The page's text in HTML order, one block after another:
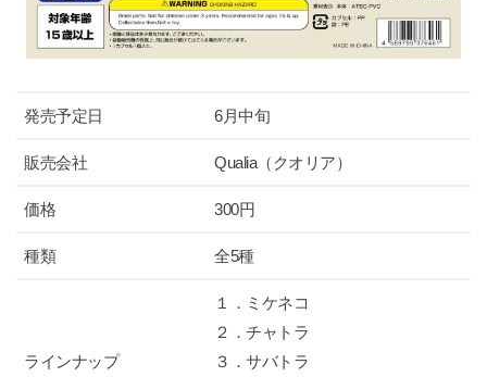
発売予定日 6月中旬
販売会社 Qualia（クオリア）
価格 300円
種類 全5種
ラインナップ
１．ミケネコ
２．チャトラ
３．サバトラ